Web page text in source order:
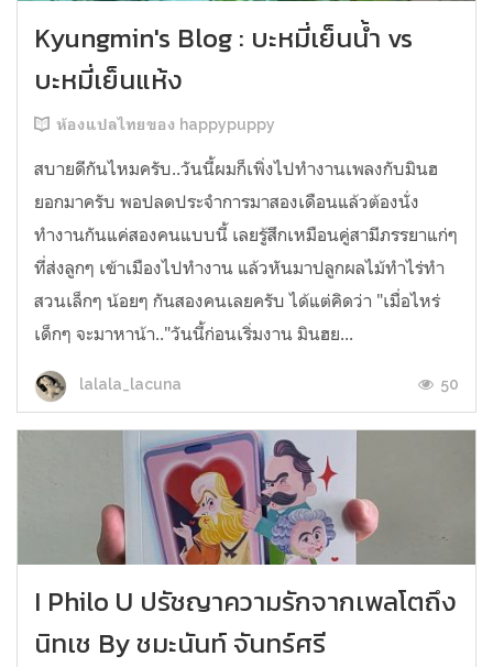
Kyungmin's Blog : บะหมี่เย็นน้ำ vs
บะหมี่เย็นแห้ง
ห้องแปลไทยของ happypuppy
สบายดีกันไหมครับ..วันนี้ผมก็เพิ่งไปทำงานเพลงกับมินฮ
ยอกมาครับ พอปลดประจำการมาสองเดือนแล้วต้องนั่ง
ทำงานกันแค่สองคนแบบนี้ เลยรู้สึกเหมือนคู่สามีภรรยาแก่ๆ
ที่ส่งลูกๆ เข้าเมืองไปทำงาน แล้วหันมาปลูกผลไม้ทำไร่ทำ
สวนเล็กๆ น้อยๆ กันสองคนเลยครับ ได้แต่คิดว่า "เมื่อไหร่
เด็กๆ จะมาหาน้า.."วันนี้ก่อนเริ่มงาน มินฮย...
lalala_lacuna 50
I Philo U ปรัชญาความรักจากเพลโตถึง
นิทเช By ชมะนันท์ จันทร์ศรี